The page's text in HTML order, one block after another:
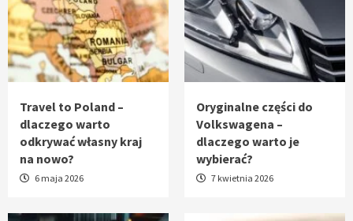
Travel to Poland –
dlaczego warto
odkrywać własny kraj
na nowo?
6 maja 2026
Oryginalne części do
Volkswagena –
dlaczego warto je
wybierać?
7 kwietnia 2026